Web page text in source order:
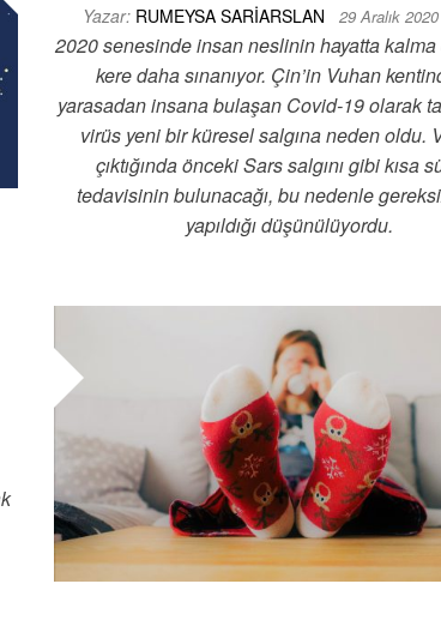
Yazar: RUMEYSA SARIARSLAN 29 Aralık 2020
2020 senesinde insan neslinin hayatta kalma
kere daha sınanıyor. Çin’in Vuhan
yarasadan insana bulaşan Covid-19 olarak
virüs yeni bir küresel salgına neden oldu.
çıktığında önceki Sars salgını gibi kısa
tedavisinin bulunacağı, bu nedenle
yapıldığı düşünülüyordu.